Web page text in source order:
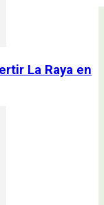
La Raya en